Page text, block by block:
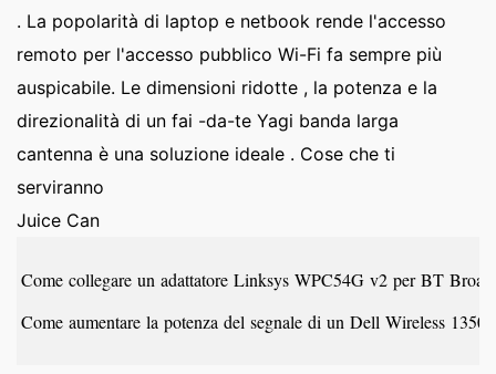
. La popolarità di laptop e netbook rende l'accesso
remoto per l'accesso pubblico Wi-Fi fa sempre più
auspicabile. Le dimensioni ridotte , la potenza e la
direzionalità di un fai -da-te Yagi banda larga
cantenna è una soluzione ideale . Cose che ti
serviranno
Juice Can
Come collegare un adattatore Linksys WPC54G v2 per BT
Come aumentare la potenza del segnale di un Dell Wireless